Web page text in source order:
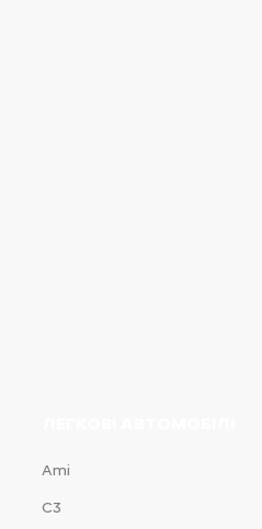
Ami
С3